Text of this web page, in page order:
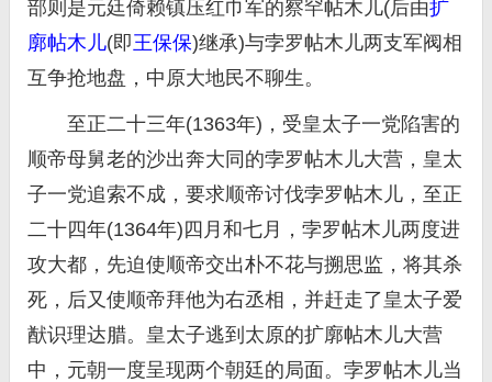
部则是元廷倚赖镇压红巾军的察罕帖木儿(后由扩
廓帖木儿(即王保保)继承)与孛罗帖木儿两支军阀相
互争抢地盘，中原大地民不聊生。
至正二十三年(1363年)，受皇太子一党陷害的
顺帝母舅老的沙出奔大同的孛罗帖木儿大营，皇太
子一党追索不成，要求顺帝讨伐孛罗帖木儿，至正
二十四年(1364年)四月和七月，孛罗帖木儿两度进
攻大都，先迫使顺帝交出朴不花与搠思监，将其杀
死，后又使顺帝拜他为右丞相，并赶走了皇太子爱
猷识理达腊。皇太子逃到太原的扩廓帖木儿大营
中，元朝一度呈现两个朝廷的局面。孛罗帖木儿当